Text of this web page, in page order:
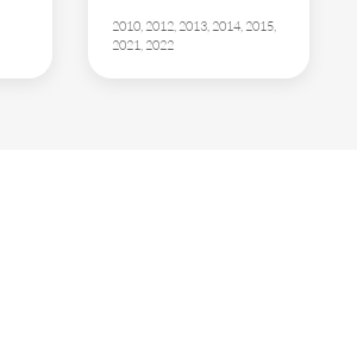
2010, 2012, 2013, 2014, 2015,
2021, 2022